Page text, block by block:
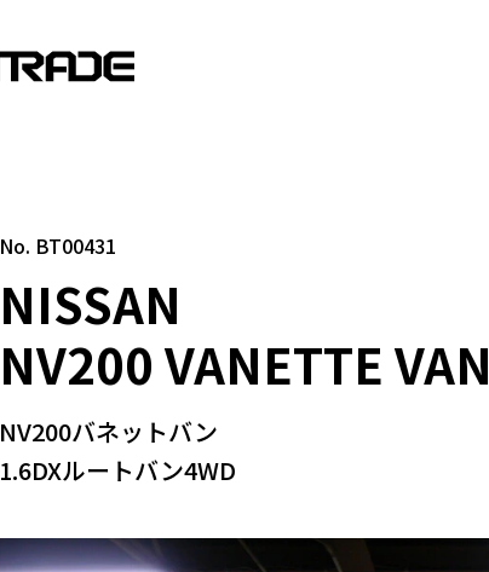
No. BT00431
NISSAN
NV200 VANETTE VAN
NV200バネットバン
1.6DXルートバン4WD